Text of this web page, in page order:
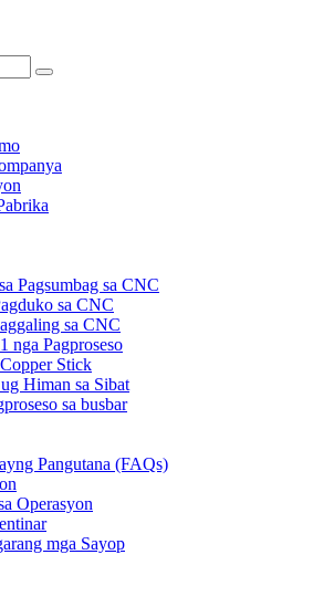
Pagsumbag sa CNC
sa CNC
sa CNC
nga Pagproseso
Stick
Himan sa Sibat
sa busbar
Pangutana (FAQs)
Operasyon
mga Sayop